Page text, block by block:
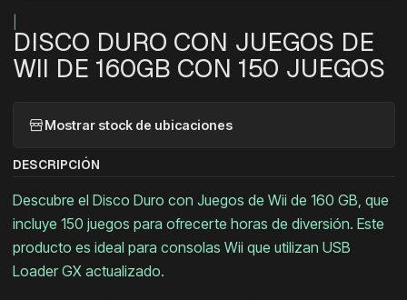
DISCO DURO CON JUEGOS DE
WII DE 160GB CON 150 JUEGOS
Mostrar stock de ubicaciones
DESCRIPCIÓN
Descubre el Disco Duro con Juegos de Wii de 160 GB, que
incluye 150 juegos para ofrecerte horas de diversión. Este
producto es ideal para consolas Wii que utilizan USB
Loader GX actualizado.